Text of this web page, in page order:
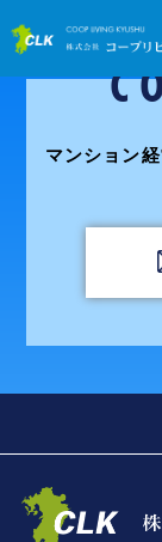
マンション